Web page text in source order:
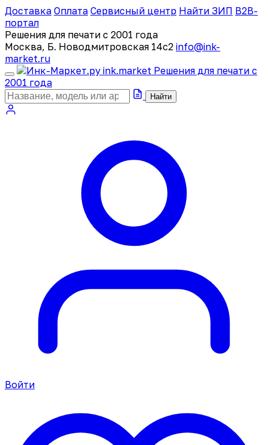
Доставка Оплата Сервисный центр Найти ЗИП B2B-
портал
Решения для печати с 2001 года
Москва, Б. Новодмитровская 14с2 info@ink-
market.ru
ink.market Решения для печати с
2001 года
Найти
Войти